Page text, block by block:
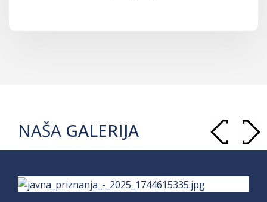
NAŠA GALERIJA